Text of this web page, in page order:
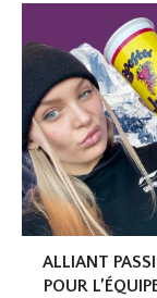
ALLIANT
POUR